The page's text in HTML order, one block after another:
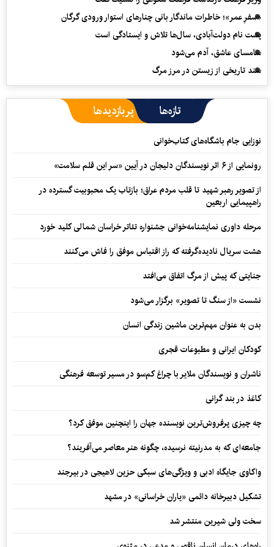
«سفرِ عمر»؛ خاطرات ماندگار بانی چنارهای استوار ورودی گرگان
پشت نام دولت‌آبادی، سال‌ها تلاش و ایستادگی است
سامسای عاشق، آدم می‌شود
سند تاریخی از زیستن در مرز مرگ
تازه‌ها پربازدیدها
نوزایی جام باشگاه‌های کتاب‌خوانی
رونمایی از ۶ اثر نویسندگان دلیجان در آیین «سر این قلم سلامت»
از تصویر رهبر شهید تا قلب مردم عراق؛ بازتاب یک محبوبیت گسترده در
راهپیمایی اربعین
مرحله داوری نمایشنامه‌خوانی جشنواره تئاتر خراسان شمالی کلید خورد
هشت سریال نادیده‌گرفته که راز اقتباس موفق را فاش می‌کنند
جنایتی که پیش از مرگ اتفاق می‌افتد
نشست «از سنگ تا تصویر» برگزار می‌شود
بدن به عنوان مهم‌ترین ماشین زندگی انسان
کودکان ایرانی و مطبوعات قجری
ناشران و نویسندگان ملایر با چراغ کم‌سو در مسیر توسعه فرهنگی
کاغذ در بند گرانی
چه چیزی پرفروش‌ترین نویسنده جهان را اینچنین موفق کرد؟
جامعه‌ای که به مدرنیته نرسیده، چگونه هنر معاصر می‌آفریند؟
واکاوی جایگاه ادبی و ویژگی‌های سبکی حزین لاهیجی در بیرجند
تشکیل دبیرخانه دائمی «یاران خراسانی» در مشهد
سخت ولی شیرین منتشر شد